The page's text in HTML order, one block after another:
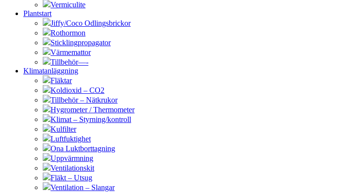
Vermiculite
Plantstart
Jiffy/Coco Odlingsbrickor
Rothormon
Sticklingpropagator
Värmemattor
Tillbehör—-
Klimatanläggning
Fläktar
Koldioxid – CO2
Tillbehör – Nätkrukor
Hygrometer / Thermometer
Klimat – Styrning/kontroll
Kulfilter
Luftfuktighet
Ona Luktborttagning
Uppvärmning
Ventilationskit
Fläkt – Utsug
Ventilation – Slangar